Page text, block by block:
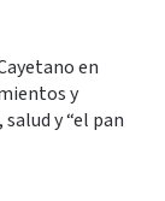
en
y